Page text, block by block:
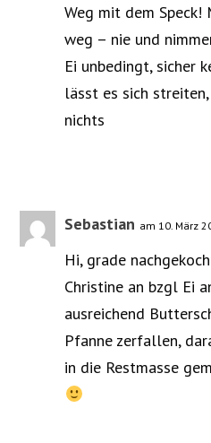
Weg mit dem
weg – nie und
Ei unbedingt, sicher
lässt es sich
nichts
Sebastian am 10. März
Hi, grade
Christine an bzgl Ei
ausreichend
Pfanne zerfallen,
in die Restmasse